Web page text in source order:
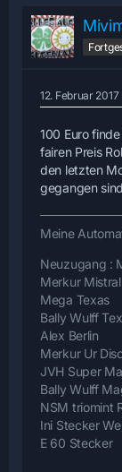
12. Februar 2017
100 Euro
fairen Preis
den letzten
gegangen
Meine
Neuzugang :
Merkur Mistral
Mega Texas
Bally Wulff
Alex Berlin
Merkur Ur
JVH Super
Bally Wulff
NSM triomint
Ini Stecker
E 60 Stecker